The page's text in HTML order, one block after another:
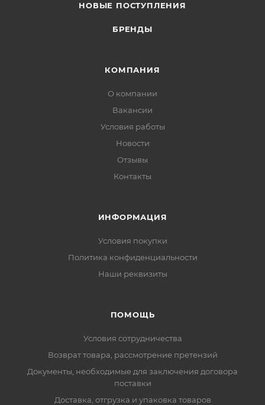
НОВЫЕ ПОСТУПЛЕНИЯ
БРЕНДЫ
КОМПАНИЯ
О компании
Вакансии
Условия работы
Новости
Отзывы
Контакты
ИНФОРМАЦИЯ
Условия покупки
Политика конфиденциальности
Наши реквизиты
ПОМОЩЬ
Условия сотрудничества
Возврат товара, рассмотрение претензий
Документы, необходимые для заключения договора
поставки
Доставка, отгрузка и упаковка товаров